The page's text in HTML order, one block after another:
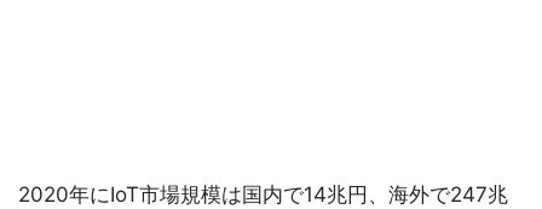
2020年にIoT市場規模は国内で14兆円、海外で247兆